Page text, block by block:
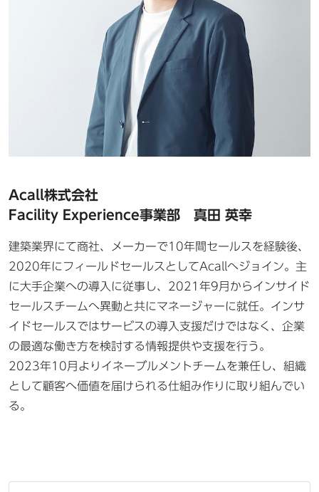
Acall株式会社
Facility Experience事業部 真田 英幸
建築業界にて商社、メーカーで10年間セールスを経験後、
2020年にフィールドセールスとしてAcallへジョイン。主
に大手企業への導入に従事し、2021年9月からインサイド
セールスチームへ異動と共にマネージャーに就任。インサ
イドセールスではサービスの導入支援だけではなく、企業
の最適な働き方を検討する情報提供や支援を行う。
2023年10月よりイネーブルメントチームを兼任し、組織
として顧客へ価値を届けられる仕組み作りに取り組んでい
る。